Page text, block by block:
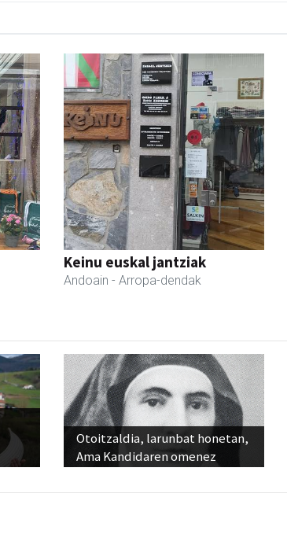
Keinu euskal jantziak
Andoain - Arropa-dendak
Otoitzaldia, larunbat honetan,
Ama Kandidaren omenez